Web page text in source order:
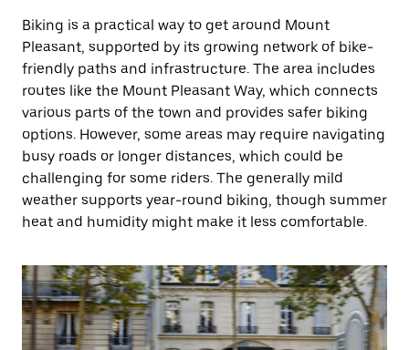
Biking is a practical way to get around Mount
Pleasant, supported by its growing network of bike-
friendly paths and infrastructure. The area includes
routes like the Mount Pleasant Way, which connects
various parts of the town and provides safer biking
options. However, some areas may require navigating
busy roads or longer distances, which could be
challenging for some riders. The generally mild
weather supports year-round biking, though summer
heat and humidity might make it less comfortable.